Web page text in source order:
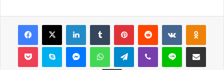
Facebook
X LinkedInTumblr PinterestReddit VKontakte
Pocket Skype MessengerWhatsAppTelegramViber Line E-Posta ile
Yazdır